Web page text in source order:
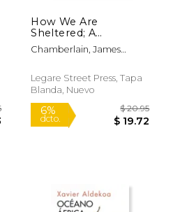
How We Are
Sheltered; A
Geographical Reader
(en Inglés)
Chamberlain, James
Legare Street Press, Tapa
Blanda, Nuevo